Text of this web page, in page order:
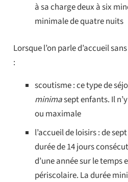
à sa charge deux à six
minimale de quatre nuits
Lorsque l’on parle d’accueil
:
scoutisme : ce type de
minimasept enfants. Il
ou maximale
l’accueil de loisirs : de
durée de 14 jours
d’une année sur le temps
périscolaire. La durée